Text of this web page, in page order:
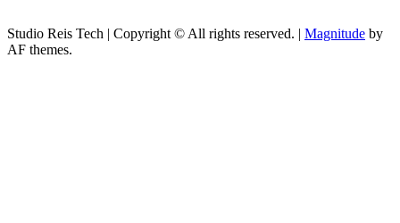
Studio Reis Tech | Copyright © All rights reserved. | Magnitude by
AF themes.